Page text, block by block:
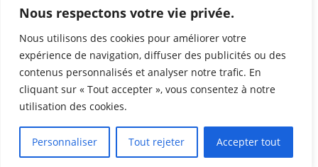
Nous respectons votre vie privée.
Nous utilisons des cookies pour améliorer votre
expérience de navigation, diffuser des publicités ou des
contenus personnalisés et analyser notre trafic. En
cliquant sur « Tout accepter », vous consentez à notre
utilisation des cookies.
Personnaliser Tout rejeter Accepter tout
Nouvelle
14 avenue Spinoza 94200 Ivry Sur Seine
01 46 72 53 17 – gfen@gfen.asso.fr
© 2026|GFEN